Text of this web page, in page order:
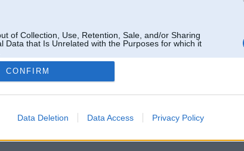
of Collection, Use, Retention, Sale, and/or Sharing
Data that Is Unrelated with the Purposes for which it
CONFIRM
Data Deletion Data Access Privacy Policy
ar